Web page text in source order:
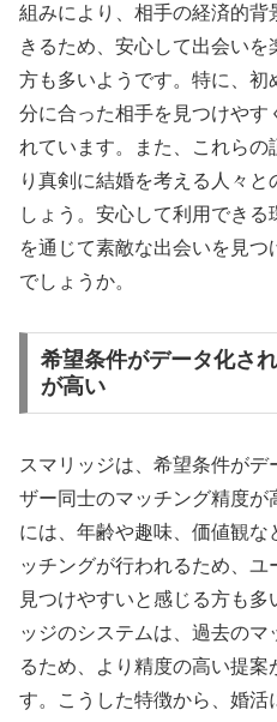
組みにより、相手の経済的
きるため、安心して出会い
方も多いようです。特に、初
分に合った相手を見つけや
れています。また、これらの
り真剣に結婚を考える人々
しょう。安心して利用でき
を通じて素敵な出会いを見
でしょうか。
希望条件がデータ化さ
が高い
スマリッジは、希望条件が
ザー同士のマッチング精度
には、年齢や趣味、価値観
ッチングが行われるため、
見つけやすいと感じる方も
ッジのシステムは、過去の
るため、より精度の高い提案
す。こうした特徴から、婚